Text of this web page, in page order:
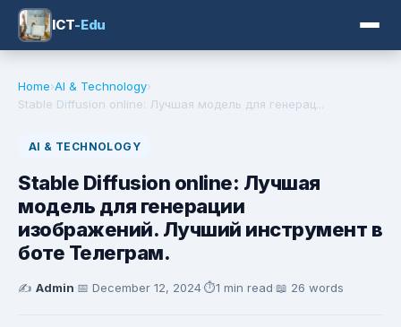
ICT-Edu
Home›AI & Technology›
Stable Diffusion online: Лучшая модель для генерац...
AI & TECHNOLOGY
Stable Diffusion online: Лучшая
модель для генерации
изображений. Лучший инструмент в
боте Телеграм.
✍️ Admin·📅 December 12, 2024·⏱️1 min read·📖 26 words